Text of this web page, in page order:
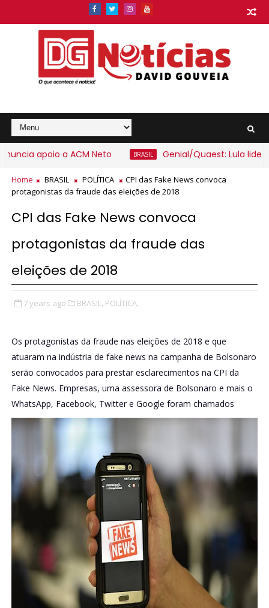
apoio a ACM Neto BRASIL Genial/Quaest: Lula lidera 1º
Home BRASIL POLÍTICA
CPI das Fake News convoca
protagonistas da fraude das eleições de 2018
CPI das Fake News convoca
protagonistas da fraude das
eleições de 2018
7 years ago BRASIL, POLÍTICA,
Os protagonistas da fraude nas eleições de 2018 e que
atuaram na indústria de fake news na campanha de Bolsonaro
serão convocados para prestar esclarecimentos na CPI da
Fake News. Empresas, uma assessora de Bolsonaro e mais o
WhatsApp, Facebook, Twitter e Google foram chamados